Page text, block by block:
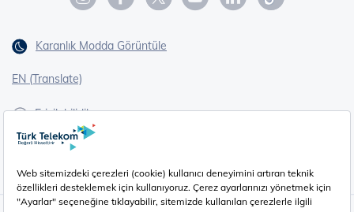
Karanlık Modda Görüntüle
EN (Translate)
Erişilebilirlik